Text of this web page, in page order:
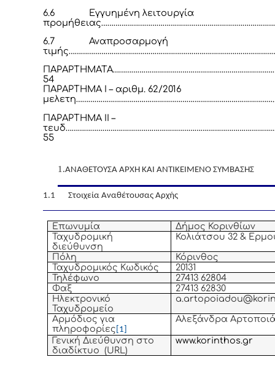
6.6
Εγγυημένη λειτουργία
6.7
Αναπροσαρμογή
54
ΠΑΡΑΡΤΗΜΑ Ι – αριθμ. 62/2016
μελετη…………………………………………………………………………………….
ΠΑΡΑΡΤΗΜΑ ΙΙ –
55
1.ΑΝΑΘΕΤΟΥΣΑ ΑΡΧΗ ΚΑΙ ΑΝΤΙΚΕΙΜΕΝΟ ΣΥΜΒΑΣΗΣ
1.1 Στοιχεία Αναθέτουσας Αρχής
Επωνυμία
Δήμος Κορινθίων
Ταχυδρομική
διεύθυνση
Κολιάτσου 32 &
Πόλη
Κόρινθος
Ταχυδρομικός Κωδικός
20131
Τηλέφωνο
27413 62804
Φαξ
27413 62830
Ηλεκτρονικό
Ταχυδρομείο
Αρμόδιος για
πληροφορίες [1]
Αλεξάνδρα
Γενική Διεύθυνση στο
διαδίκτυο (URL)
www.korinthos.gr